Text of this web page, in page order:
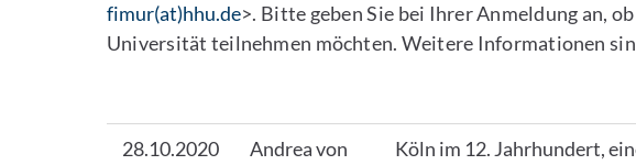
fimur(at)hhu.de>. Bitte geben Sie bei Ihrer Anmeldung an,
Universität teilnehmen möchten. Weitere Informationen
28.10.2020
Andrea von
Köln im 12. Jahrhundert,